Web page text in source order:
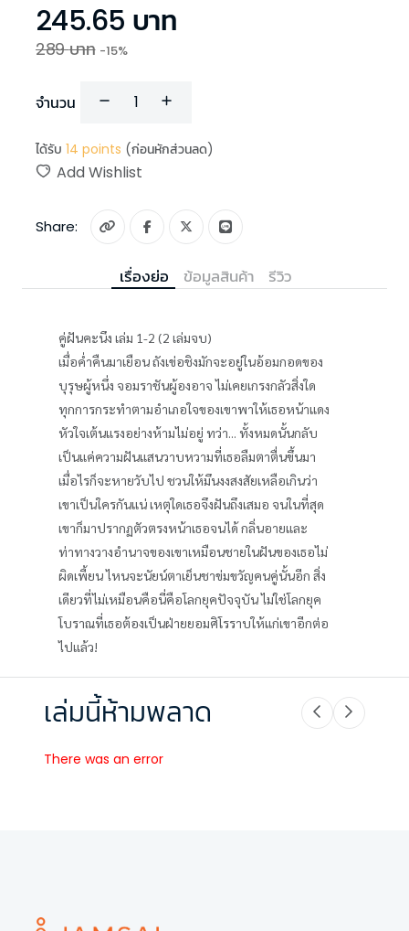
245.65 บาท
289บาท -15%
จำนวน
ได้รับ 14 points (ก่อนหักส่วนลด)
Add Wishlist
Share:
เรื่องย่อ ข้อมูลสินค้า รีวิว
คู่ฝันคะนึง เล่ม 1-2 (2 เล่มจบ)
เมื่อค่ำคืนมาเยือน ถังเข่อชิงมักจะอยู่ในอ้อมกอดของ
บุรุษผู้หนึ่ง จอมราชันผู้องอาจ ไม่เคยเกรงกลัวสิ่งใด
ทุกการกระทำตามอำเภอใจของเขาพาให้เธอหน้าแดง
หัวใจเต้นแรงอย่างห้ามไม่อยู่ ทว่า... ทั้งหมดนั้นกลับ
เป็นแค่ความฝันแสนวาบหวามที่เธอลืมตาตื่นขึ้นมา
เมื่อไรก็จะหายวับไป ชวนให้มึนงงสงสัยเหลือเกินว่า
เขาเป็นใครกันแน่ เหตุใดเธอจึงฝันถึงเสมอ จนในที่สุด
เขาก็มาปรากฏตัวตรงหน้าเธอจนได้ กลิ่นอายและ
ท่าทางวางอำนาจของเขาเหมือนชายในฝันของเธอไม่
ผิดเพี้ยน ไหนจะนัยน์ตาเย็นชาข่มขวัญคนคู่นั้นอีก สิ่ง
เดียวที่ไม่เหมือนคือนี่คือโลกยุคปัจจุบัน ไม่ใช่โลกยุค
โบราณที่เธอต้องเป็นฝ่ายยอมศิโรราบให้แก่เขาอีกต่อ
ไปแล้ว!
เล่มนี้ห้ามพลาด
There was an error